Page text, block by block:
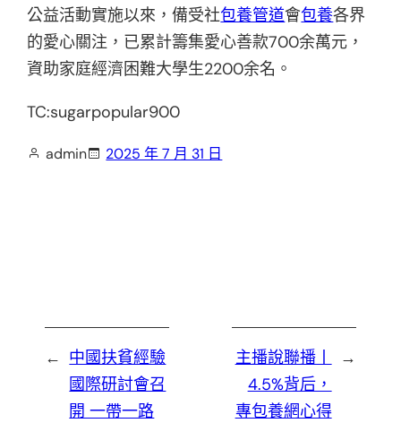
公益活動實施以來，備受社包養管道會包養各界
的愛心關注，已累計籌集愛心善款700余萬元，
資助家庭經濟困難大學生2200余名。
TC:sugarpopular900
admin 2025 年 7 月 31 日
← 中國扶貧經驗
國際研討會召
開 一帶一路
→
主播說聯播丨
4.5%背后，
專包養網心得